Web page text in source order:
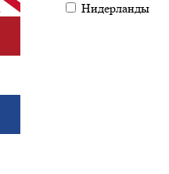
Нидерланды